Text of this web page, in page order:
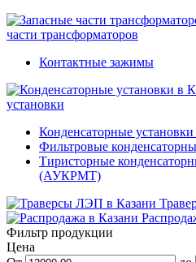
части трансформаторов
Контактные зажимы
установки
Конденсаторные
Фильтровые
Тиристорные
(АУКРМТ)
Фильтр продукции
Цена